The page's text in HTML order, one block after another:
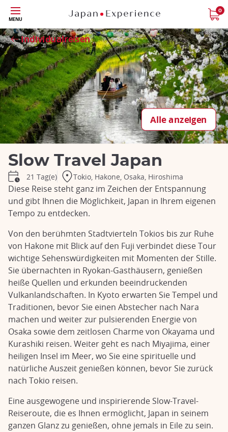
Größe
MENU
0
Individualreisen
Alle anzeigen
Schließen
Slow Travel Japan
21 Tag(e) Tokio, Hakone, Osaka, Hiroshima
Diese Reise steht ganz im Zeichen der Entspannung
und gibt Ihnen die Möglichkeit, Japan in Ihrem eigenen
Tempo zu entdecken.
Von den berühmten Stadtvierteln Tokios bis zur Ruhe
von Hakone mit Blick auf den Fuji verbindet diese Tour
wichtige Sehenswürdigkeiten mit Momenten der Stille.
Sie übernachten in Ryokan-Gasthäusern, genießen
heiße Quellen und erkunden beeindruckenden
Vulkanlandschaften. In Kyoto erwarten Sie Tempel und
Traditionen, bevor Sie einen Abstecher nach Nara
machen und weiter zur pulsierenden Energie von
Osaka sowie dem zeitlosen Charme von Okayama und
Kurashiki reisen. Weiter geht es nach Miyajima, einer
heiligen Insel im Meer, wo Sie eine spirituelle und
natürliche Auszeit genießen können, bevor Sie zurück
nach Tokio reisen.
Eine ausgewogene und inspirierende Slow-Travel-
Reiseroute, die es Ihnen ermöglicht, Japan in seinem
ganzen Glanz zu genießen, ohne jemals in Eile zu sein.
Schließen
Schließen
Schließen
Schließen
Schließen
Schließen
Schließen